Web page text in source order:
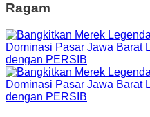
Ragam